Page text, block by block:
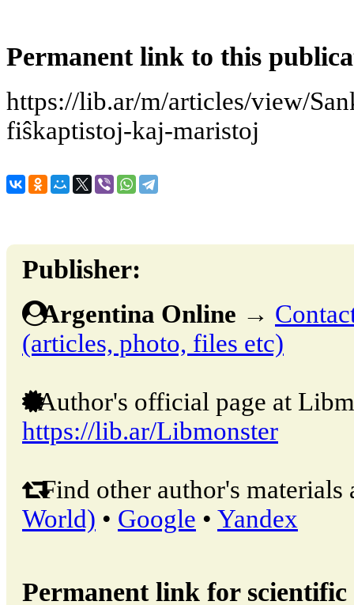
Permanent link to this
https://lib.ar/m/articles/view/
fiŝkaptistoj-kaj-maristoj
Publisher:
Argentina Online →
(articles, photo, files etc)
Author's official page at
https://lib.ar/Libmonster
Find other author's materials
World) • Google • Yandex
Permanent link for